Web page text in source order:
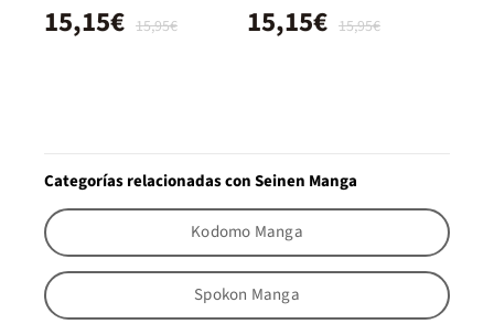
15,95€
15,15€ 15,95€
15,15€
Categorías relacionadas con Seinen Manga
Kodomo Manga
Spokon Manga